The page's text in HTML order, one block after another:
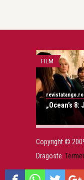
FILM
„Ocean’s
Copyright ©
Dragoste.